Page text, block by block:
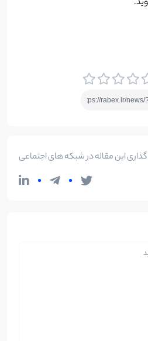
این مقاله در شبکه های اجتماعی